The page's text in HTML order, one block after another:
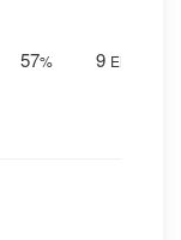
57% 9 ENE